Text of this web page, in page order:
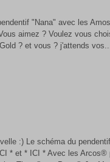
"Nana" avec les
aimez ? Voulez vous
? et vous ? j'attends
:) Le schéma du
* et * ICI * Avec les